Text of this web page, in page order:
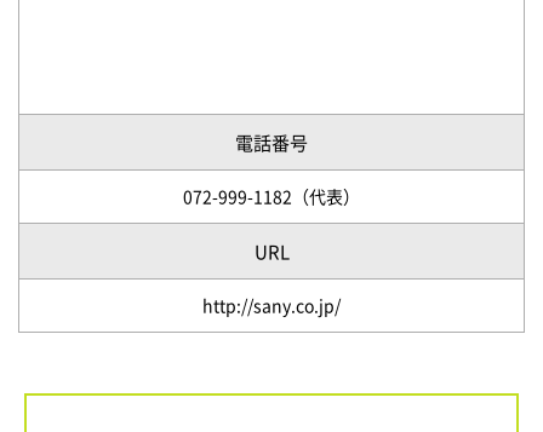
電話番号
072-999-1182（代表）
URL
http://sany.co.jp/